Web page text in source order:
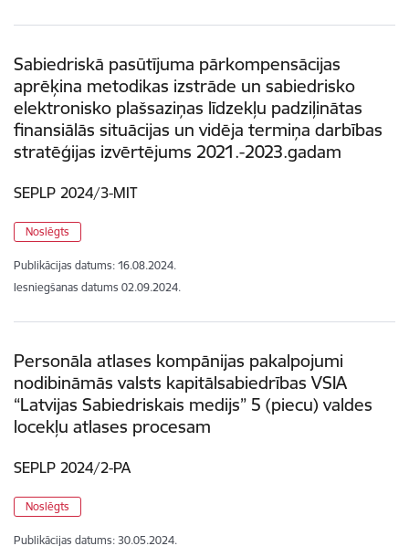
Sabiedriskā pasūtījuma pārkompensācijas
aprēķina metodikas izstrāde un sabiedrisko
elektronisko plašsaziņas līdzekļu padziļinātas
finansiālās situācijas un vidēja termiņa darbības
stratēģijas izvērtējums 2021.-2023.gadam
SEPLP 2024/3-MIT
Noslēgts
Publikācijas datums: 16.08.2024.
Iesniegšanas datums 02.09.2024.
Personāla atlases kompānijas pakalpojumi
nodibināmās valsts kapitālsabiedrības VSIA
“Latvijas Sabiedriskais medijs” 5 (piecu) valdes
locekļu atlases procesam
SEPLP 2024/2-PA
Noslēgts
Publikācijas datums: 30.05.2024.